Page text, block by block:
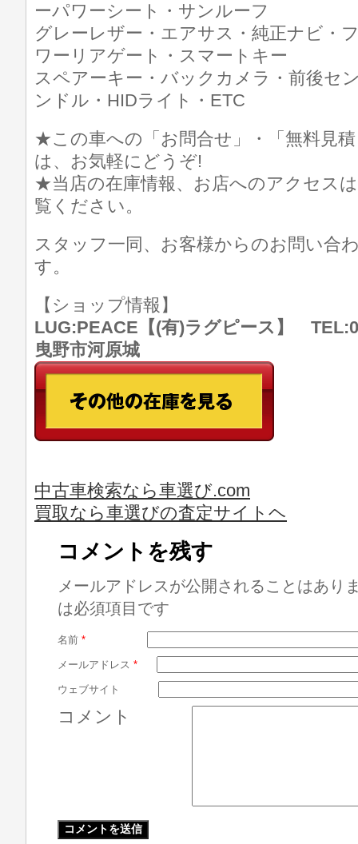
ーパワーシート・サンルーフ
グレーレザー・エアサス・純正ナビ・
ワーリアゲート・スマートキー
スペアーキー・バックカメラ・前後セ
ンドル・HIDライト・ETC
★この車への「お問合せ」・「無料見
は、お気軽にどうぞ!
★当店の在庫情報、お店へのアクセス
覧ください。
スタッフ一同、お客様からのお問い合
す。
【ショップ情報】
LUG:PEACE【(有)ラグピース】
曳野市河原城
中古車検索なら車選び.com
買取なら車選びの査定サイトヘ
コメントを残す
メールアドレスが公開されることはあり
は必須項目です
名前 *
メールアドレス *
ウェブサイト
コメント